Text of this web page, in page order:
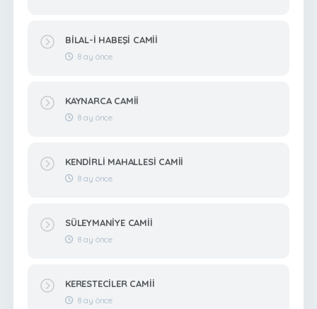
BİLAL-İ HABEŞİ CAMİİ
8 ay önce
KAYNARCA CAMİİ
8 ay önce
KENDİRLİ MAHALLESİ CAMİİ
8 ay önce
SÜLEYMANİYE CAMİİ
8 ay önce
KERESTECİLER CAMİİ
8 ay önce